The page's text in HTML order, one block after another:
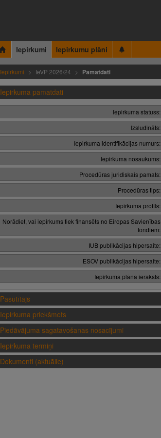
Iepirkumi Iepirkumu plāni
Iepirkumi IeVP 2026/24 Pamatdati
Iepirkuma pamatdati
Iepirkuma statuss:
Izsludināts:
Iepirkuma identifikācijas numurs:
Iepirkuma nosaukums:
Procedūras juridiskais pamats:
Procedūras tips:
Iepirkuma profils:
Norādiet, vai iepirkums tiek finansēts no Eiropas Savienības
fondiem:
IUB publikācijas hipersaite:
ESOV publikācijas hipersaite:
Iepirkuma plāna ieraksts:
Pasūtītājs
Iepirkuma priekšmets
Piedāvājuma sagatavošanas nosacījumi
Iepirkuma termiņi
Dokumenti (aktuālie)